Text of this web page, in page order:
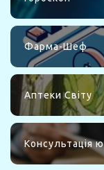
Фарма-Шеф
Аптеки Світу
Консультація